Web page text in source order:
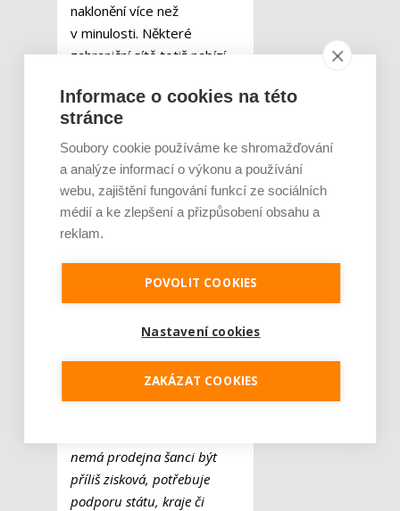
naklonění více než
v minulosti. Některé
zahraniční sítě totiž nabízí
by se to výrazněji projevilo
na zájmu spotřebitelů.
Ukazuje to tak příležitost i
pro menší české sítě.
Počty prodejen v nich
přitom dlouhodobě ubývají,
příliš vysoké náklady.
„Plošně u českých
obchodníků vidíme snahy
minimum, ani to však někdy
nestačí k tomu, aby
nemá prodejna šanci být
příliš zisková, potřebuje
podporu státu, kraje či
Informace o cookies na této
stránce
Soubory cookie používáme ke shromažďování
a analýze informací o výkonu a používání
webu, zajištění fungování funkcí ze sociálních
médií a ke zlepšení a přizpůsobení obsahu a
reklam.
POVOLIT COOKIES
Nastavení cookies
ZAKÁZAT COOKIES